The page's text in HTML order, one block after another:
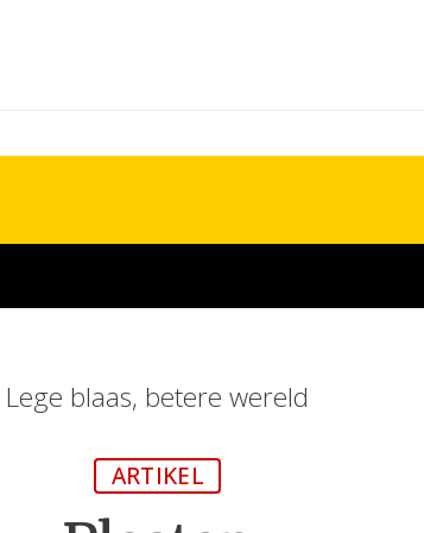
Lege blaas, betere wereld
ARTIKEL